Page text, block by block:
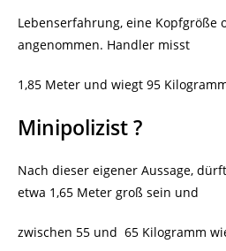
Lebenserfahrung, eine Kopfgröße
angenommen. Handler misst
1,85 Meter und wiegt 95
Minipolizist ?
Nach dieser eigener Aussage,
etwa 1,65 Meter groß sein und
zwischen 55 und 65 Kilogramm